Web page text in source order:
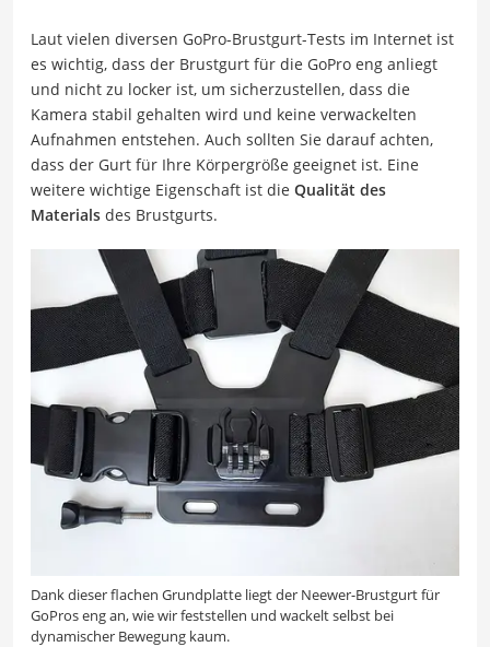
Laut vielen diversen GoPro-Brustgurt-Tests im Internet ist
es wichtig, dass der Brustgurt für die GoPro eng anliegt
und nicht zu locker ist, um sicherzustellen, dass die
Kamera stabil gehalten wird und keine verwackelten
Aufnahmen entstehen. Auch sollten Sie darauf achten,
dass der Gurt für Ihre Körpergröße geeignet ist. Eine
weitere wichtige Eigenschaft ist die Qualität des
Materials des Brustgurts.
Dank dieser flachen Grundplatte liegt der Neewer-Brustgurt für
GoPros eng an, wie wir feststellen und wackelt selbst bei
dynamischer Bewegung kaum.